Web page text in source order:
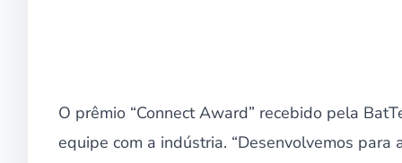
O prêmio “Connect Award” recebido pela
equipe com a indústria. “Desenvolvemos